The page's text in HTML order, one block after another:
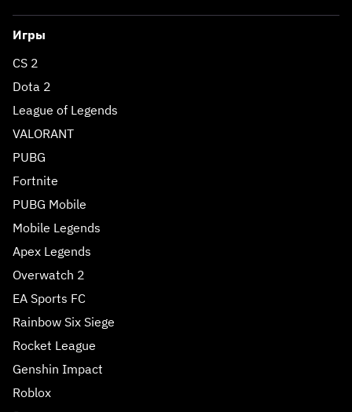
Игры
CS 2
Dota 2
League of Legends
VALORANT
PUBG
Fortnite
PUBG Mobile
Mobile Legends
Apex Legends
Overwatch 2
EA Sports FC
Rainbow Six Siege
Rocket League
Genshin Impact
Roblox